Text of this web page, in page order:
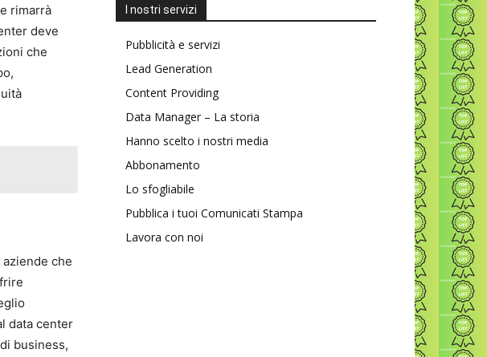
rimarrà
deve
che
che
data center
business,
I nostri servizi
Pubblicità e servizi
Lead Generation
Content Providing
Data Manager – La storia
Hanno scelto i nostri media
Abbonamento
Lo sfogliabile
Pubblica i tuoi Comunicati Stampa
Lavora con noi